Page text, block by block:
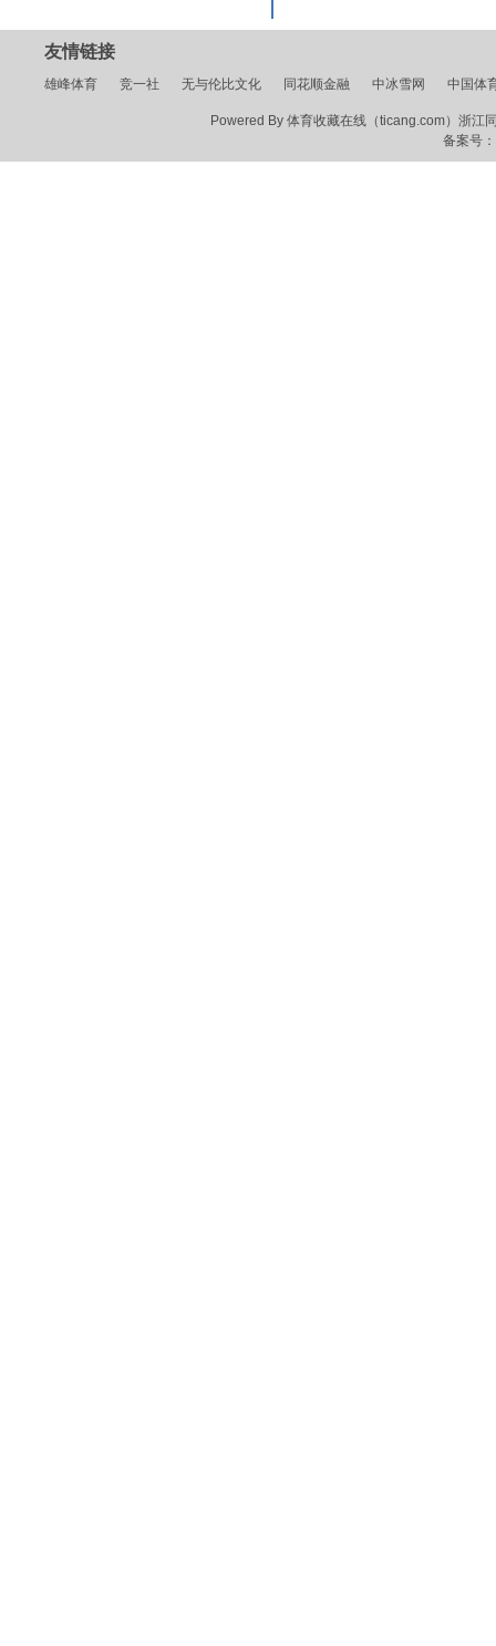
友情链接
雄峰体育 竞一社 无与伦比文化 同花顺金融 中冰雪网 中国体
Powered By 体育收藏在线（ticang.com）浙江
备案号：